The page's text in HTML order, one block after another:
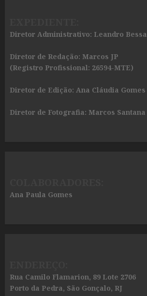
Diretor Administrativo: Leandro Bessa
Diretor de Redação: Marcos JP
(Registro Profissional: 26594-MTE)
Diretor de Edição: Ana Cláudia Gomes
Diretor de Fotografia: Marcos Santana
Ana Paula Gomes
Rua Camilo Flamarion, 89 Lote 2706
Porto da Pedra, São Gonçalo, RJ